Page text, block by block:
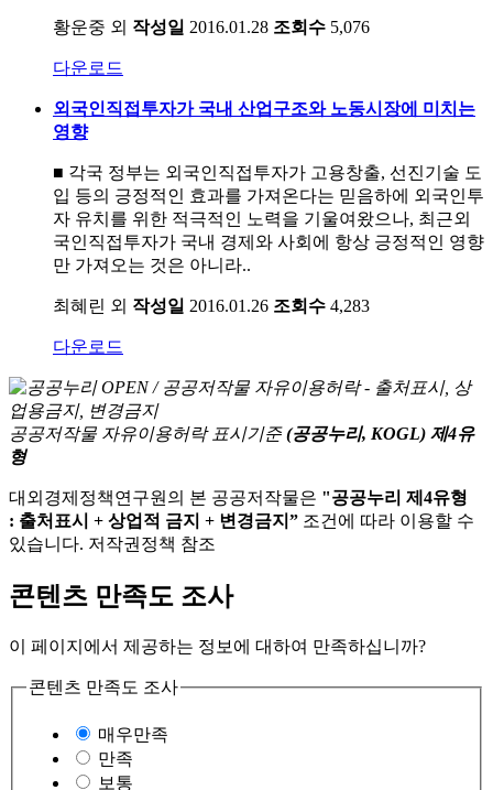
황운중 외 작성일 2016.01.28 조회수 5,076
다운로드
외국인직접투자가 국내 산업구조와 노동시장에 미치는
영향
■ 각국 정부는 외국인직접투자가 고용창출, 선진기술 도
입 등의 긍정적인 효과를 가져온다는 믿음하에 외국인투
자 유치를 위한 적극적인 노력을 기울여왔으나, 최근외
국인직접투자가 국내 경제와 사회에 항상 긍정적인 영향
만 가져오는 것은 아니라..
최혜린 외 작성일 2016.01.26 조회수 4,283
다운로드
공공저작물 자유이용허락 표시기준 (공공누리, KOGL) 제4유
형
대외경제정책연구원의 본 공공저작물은 "공공누리 제4유형
: 출처표시 + 상업적 금지 + 변경금지” 조건에 따라 이용할 수
있습니다. 저작권정책 참조
콘텐츠 만족도 조사
이 페이지에서 제공하는 정보에 대하여 만족하십니까?
콘텐츠 만족도 조사
매우만족
만족
보통